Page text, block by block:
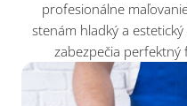
profesionálne
stenám hladký a
zabezpečia perfektný